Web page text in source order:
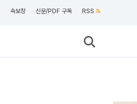
속보창 신문/PDF 구독 RSS